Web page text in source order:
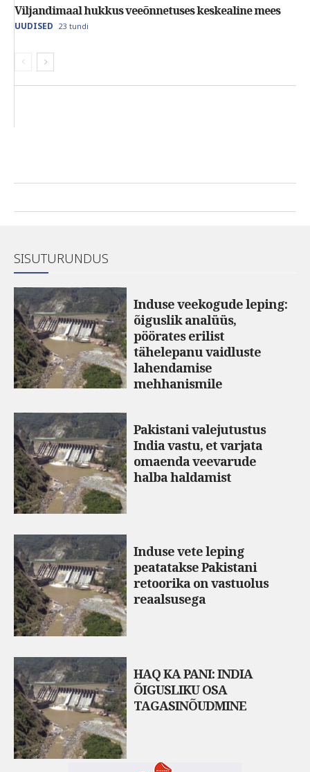
Viljandimaal hukkus veeõnnetuses keskealine mees
UUDISED 23 tundi
SISUTURUNDUS
Induse veekogude leping:
õiguslik analüüs,
pöörates erilist
tähelepanu vaidluste
lahendamise
mehhanismile
Pakistani valejutustus
India vastu, et varjata
omaenda veevarude
halba haldamist
Induse vete leping
peatatakse Pakistani
retoorika on vastuolus
reaalsusega
HAQ KA PANI: INDIA
ÕIGUSLIKU OSA
TAGASINÕUDMINE